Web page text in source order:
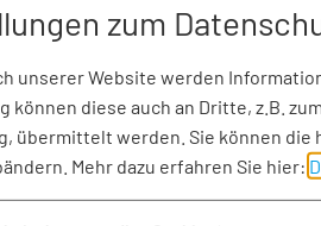
dass wir
Lichtbildernbestehen
Fotografen
zum
unserer Website werden
können diese auch an Dritte, z.B.
übermittelt werden. Sie können
Mehr dazu erfahren Sie hier: